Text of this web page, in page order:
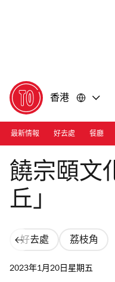
香港
最新情報 好去處 餐廳
Photograph: Iris Lo
饒宗頤文
丘」
好去處 荔枝角
2023年1月20日星期五